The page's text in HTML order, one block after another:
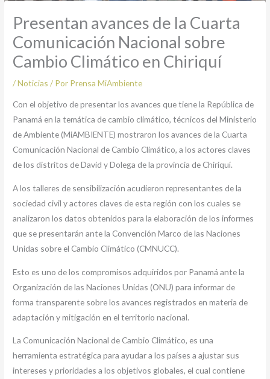
Presentan avances de la Cuarta
Comunicación Nacional sobre
Cambio Climático en Chiriquí
/Noticias / Por Prensa MiAmbiente
Con el objetivo de presentar los avances que tiene la República de
Panamá en la temática de cambio climático, técnicos del Ministerio
de Ambiente (MiAMBIENTE) mostraron los avances de la Cuarta
Comunicación Nacional de Cambio Climático, a los actores claves
de los distritos de David y Dolega de la provincia de Chiriquí.
A los talleres de sensibilización acudieron representantes de la
sociedad civil y actores claves de esta región con los cuales se
analizaron los datos obtenidos para la elaboración de los informes
que se presentarán ante la Convención Marco de las Naciones
Unidas sobre el Cambio Climático (CMNUCC).
Esto es uno de los compromisos adquiridos por Panamá ante la
Organización de las Naciones Unidas (ONU) para informar de
forma transparente sobre los avances registrados en materia de
adaptación y mitigación en el territorio nacional.
La Comunicación Nacional de Cambio Climático, es una
herramienta estratégica para ayudar a los países a ajustar sus
intereses y prioridades a los objetivos globales, el cual contiene